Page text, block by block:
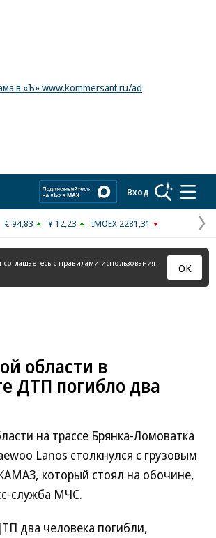
в «Ъ» www.kommersant.ru/ad
Вход
€ 94,83 ¥ 12,23 IMOEX 2281,31
соглашаетесь с правилами использования
ОК
области в
ДТП погибло два
на трассе Брянка-Ломоватка
Lanos столкнулся с грузовым
который стоял на обочине,
служба МЧС.
два человека погибли,